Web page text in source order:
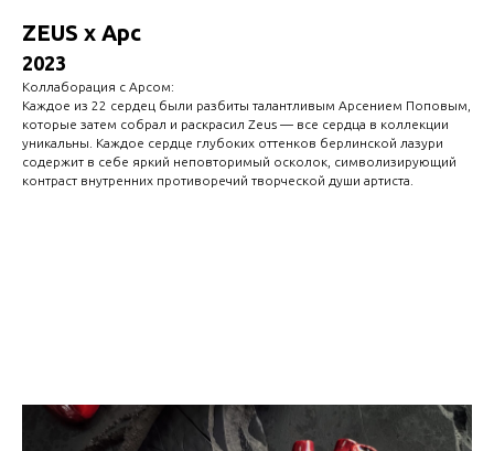
ZEUS x Арс
2023
Коллаборация c Арсом:
Каждое из 22 сердец были разбиты талантливым Арсением Поповым,
которые затем собрал и раскрасил Zeus — все сердца в коллекции
уникальны. Каждое сердце глубоких оттенков берлинской лазури
содержит в себе яркий неповторимый осколок, символизирующий
контраст внутренних противоречий творческой души артиста.